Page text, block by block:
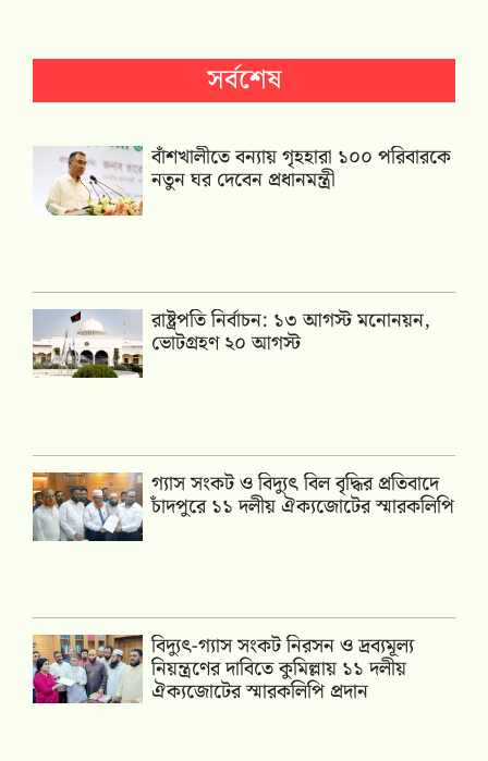
সর্বশেষ
বাঁশখালীতে বন্যায় গৃহহারা ১০০ পরিবারকে
নতুন ঘর দেবেন প্রধানমন্ত্রী
রাষ্ট্রপতি নির্বাচন: ১৩ আগস্ট মনোনয়ন,
ভোটগ্রহণ ২০ আগস্ট
গ্যাস সংকট ও বিদ্যুৎ বিল বৃদ্ধির প্রতিবাদে
চাঁদপুরে ১১ দলীয় ঐক্যজোটের স্মারকলিপি
‎বিদ্যুৎ-গ্যাস সংকট নিরসন ও দ্রব্যমূল্য
নিয়ন্ত্রণের দাবিতে কুমিল্লায় ১১ দলীয়
ঐক‍্যজোটের স্মারকলিপি প্রদান